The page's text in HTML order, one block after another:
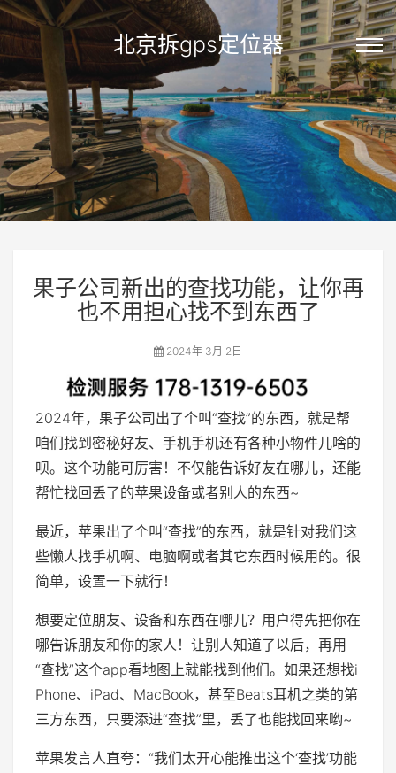
北京拆gps定位器
果子公司新出的查找功能，让你再
也不用担心找不到东西了
2024年 3月 2日
2024年，果子公司出了个叫“查找”的东西，就是帮
咱们找到密秘好友、手机手机还有各种小物件儿啥的
呗。这个功能可厉害！不仅能告诉好友在哪儿，还能
帮忙找回丢了的苹果设备或者别人的东西~
最近，苹果出了个叫“查找”的东西，就是针对我们这
些懒人找手机啊、电脑啊或者其它东西时候用的。很
简单，设置一下就行！
想要定位朋友、设备和东西在哪儿？用户得先把你在
哪告诉朋友和你的家人！让别人知道了以后，再用
“查找”这个app看地图上就能找到他们。如果还想找i
Phone、iPad、MacBook，甚至Beats耳机之类的第
三方东西，只要添进“查找”里，丢了也能找回来哟~
苹果发言人直夸：“我们太开心能推出这个‘查找’功能